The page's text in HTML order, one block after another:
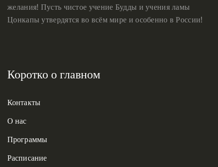
желания! Пусть чистое учение Будды и учения ламы
Цонкапы утвердятся во всём мире и особенно в России!
Коротко о главном
Контакты
О нас
Программы
Расписание